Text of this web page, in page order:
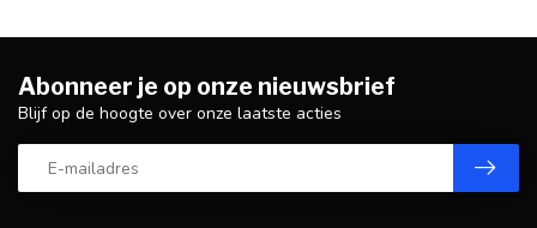
Abonneer je op onze nieuwsbrief
Blijf op de hoogte over onze laatste acties